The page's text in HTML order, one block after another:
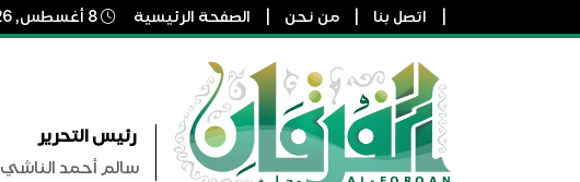
اتصل بنا من نحن الصفحة الرئيسية
رئيس التحرير
سالم أحمد الناشي